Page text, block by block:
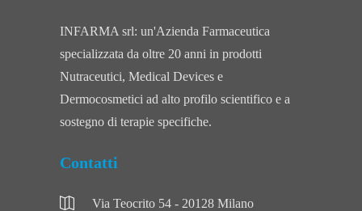
INFARMA srl: un'Azienda Farmaceutica
specializzata da oltre 20 anni in prodotti
Nutraceutici, Medical Devices e
Dermocosmetici ad alto profilo scientifico e a
sostegno di terapie specifiche.
Contatti
Via Teocrito 54 - 20128 Milano